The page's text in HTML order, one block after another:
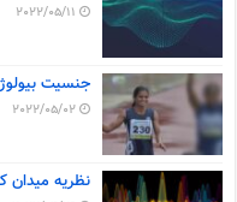
2022/05/11
جنسیت
2022/05/02
نظریه میدان